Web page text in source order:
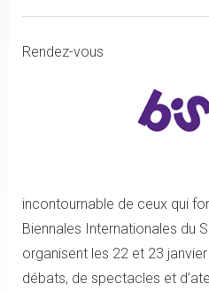
Rendez-vous
incontournable de ceux qui
Biennales Internationales du
organisent les 22 et 23
débats, de spectacles et